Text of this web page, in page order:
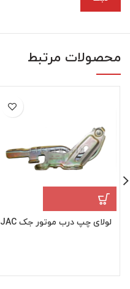
محصولات مرتبط
لولای چپ درب موتور جک JAC